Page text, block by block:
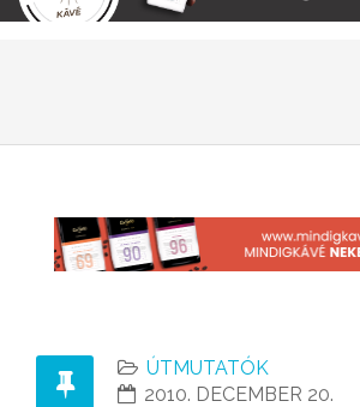
ÚTMUTATÓK
2010. DECEMBER 20.